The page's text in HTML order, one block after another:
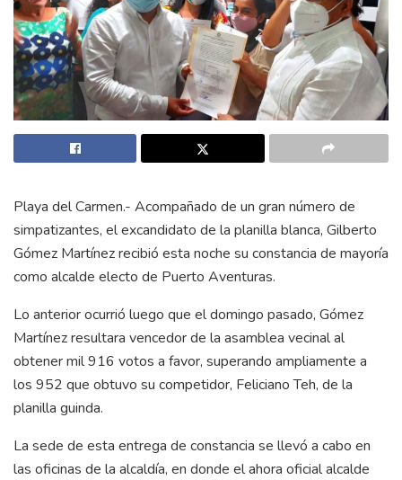
Playa del Carmen.- Acompañado de un gran número de
simpatizantes, el excandidato de la planilla blanca, Gilberto
Gómez Martínez recibió esta noche su constancia de mayoría
como alcalde electo de Puerto Aventuras.
Lo anterior ocurrió luego que el domingo pasado, Gómez
Martínez resultara vencedor de la asamblea vecinal al
obtener mil 916 votos a favor, superando ampliamente a
los 952 que obtuvo su competidor, Feliciano Teh, de la
planilla guinda.
La sede de esta entrega de constancia se llevó a cabo en
las oficinas de la alcaldía, en donde el ahora oficial alcalde